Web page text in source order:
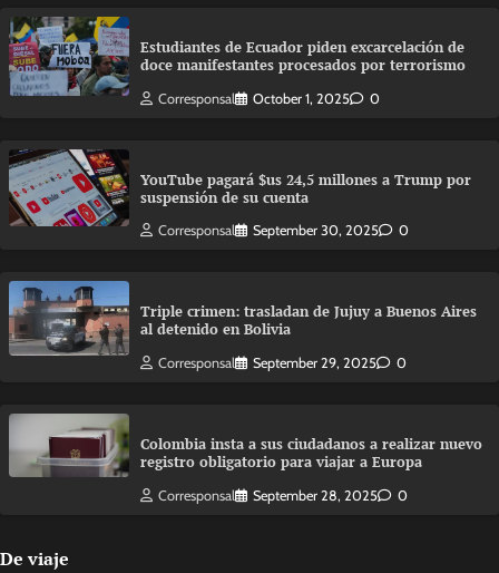
Estudiantes de Ecuador piden excarcelación de
doce manifestantes procesados por terrorismo
Corresponsal October 1, 2025 0
YouTube pagará $us 24,5 millones a Trump por
suspensión de su cuenta
Corresponsal September 30, 2025 0
Triple crimen: trasladan de Jujuy a Buenos Aires
al detenido en Bolivia
Corresponsal September 29, 2025 0
Colombia insta a sus ciudadanos a realizar nuevo
registro obligatorio para viajar a Europa
Corresponsal September 28, 2025 0
De viaje